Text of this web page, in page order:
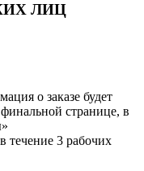
ЛИЦ
о заказе будет
странице, в
течение 3 рабочих